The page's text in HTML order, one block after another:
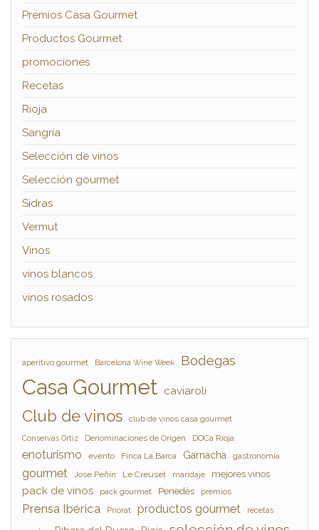
Premios Casa Gourmet
Productos Gourmet
promociones
Recetas
Rioja
Sangría
Selección de vinos
Selección gourmet
Sidras
Vermut
Vinos
vinos blancos
vinos rosados
aperitivo gourmet Barcelona Wine Week Bodegas
Casa Gourmet caviaroli
Club de vinos club de vinos casa gourmet
Conservas Ortiz Denominaciones de Origen DOCa Rioja
enoturismo evento Finca La Barca Garnacha gastronomía
gourmet Jose Peñín Le Creuset maridaje mejores vinos
pack de vinos pack gourmet Penedès premios
Prensa Ibérica Priorat productos gourmet recetas